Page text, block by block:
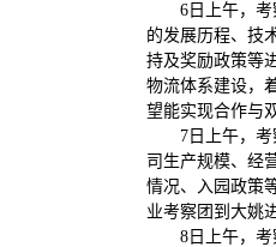
6日上午，
的发展历程、技
持及奖励政策等
物流体系建设，
望能实现合作与
7日上午，
司生产规模、经
情况、入园政策
业考察团到大姚
8日上午，